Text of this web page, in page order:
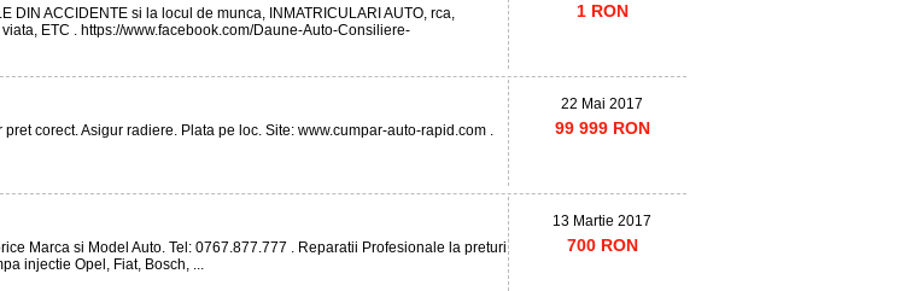
DIN ACCIDENTE si la locul de munca, INMATRICULARI AUTO, rca,
ETC . https://www.facebook.com/Daune-Auto-Consiliere-
1 RON
corect. Asigur radiere. Plata pe loc. Site: www.cumpar-auto-rapid.com .
22 Mai 2017
99 999 RON
Marca si Model Auto. Tel: 0767.877.777 . Reparatii Profesionale la preturi
injectie Opel, Fiat, Bosch, ...
13 Martie 2017
700 RON